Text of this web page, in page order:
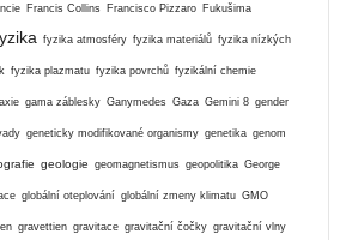
Francis Collins Francisco Pizzaro Fukušima
fyzika atmosféry fyzika materiálů fyzika nízkých
fyzika plazmatu fyzika povrchů fyzikální chemie
gama záblesky Ganymedes Gaza Gemini 8 gender
geneticky modifikované organismy genetika genom
geologie geomagnetismus geopolitika George
globální oteplování globální zmeny klimatu GMO
gravettien gravitace gravitační čočky gravitační vlny